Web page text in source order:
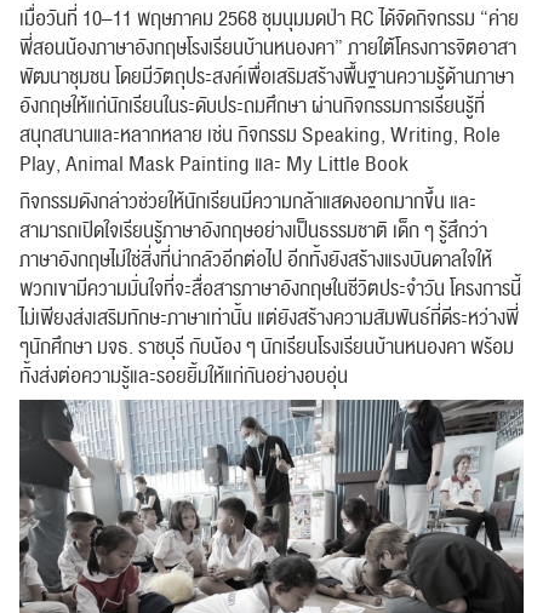
เมื่อวันที่ 10–11 พฤษภาคม 2568 ชุมนุมมดป่า RC ได้จัดกิจกรรม “ค่าย
พี่สอนน้องภาษาอังกฤษโรงเรียนบ้านหนองคา” ภายใต้โครงการจิตอาสา
พัฒนาชุมชนโดยมีวัตถุประสงค์เพื่อเสริมสร้างพื้นฐานความรู้ด้านภาษา
อังกฤษให้แก่นักเรียนในระดับประถมศึกษา ผ่านกิจกรรมการเรียนรู้ที่
สนุกสนานและหลากหลาย เช่น กิจกรรม Speaking, Writing, Role
Play, Animal Mask Painting และ My Little Book
กิจกรรมดังกล่าวช่วยให้นักเรียนมีความกล้าแสดงออกมากขึ้น และ
สามารถเปิดใจเรียนรู้ภาษาอังกฤษอย่างเป็นธรรมชาติ เด็ก ๆ รู้สึกว่า
ภาษาอังกฤษไม่ใช่สิ่งที่น่ากลัวอีกต่อไป อีกทั้งยังสร้างแรงบันดาลใจให้
พวกเขามีความมั่นใจที่จะสื่อสารภาษาอังกฤษในชีวิตประจำวัน โครงการนี้
ไม่เพียงส่งเสริมทักษะภาษาเท่านั้น แต่ยังสร้างความสัมพันธ์ที่ดีระหว่างพี่
ๆนักศึกษา มจธ. ราชบุรี กับน้อง ๆ นักเรียนโรงเรียนบ้านหนองคา พร้อม
ทั้งส่งต่อความรู้และรอยยิ้มให้แก่กันอย่างอบอุ่น